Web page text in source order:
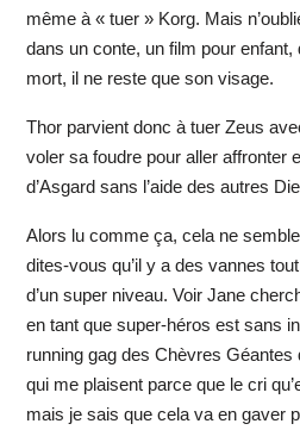
même à « tuer » Korg. Mais
dans un conte, un film pour enfant,
mort, il ne reste que son visage.
Thor parvient donc à tuer Zeus
voler sa foudre pour aller affronter
d’Asgard sans l’aide des autres
Alors lu comme ça, cela ne
dites-vous qu’il y a des vannes
d’un super niveau. Voir Jane
en tant que super-héros est sans
running gag des Chèvres Géantes
qui me plaisent parce que le cri
mais je sais que cela va en gaver